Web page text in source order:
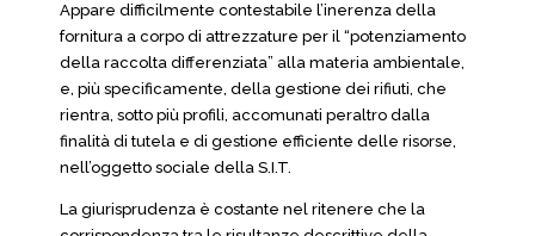
Appare difficilmente contestabile l’inerenza della
fornitura a corpo di attrezzature per il “potenziamento
della raccolta differenziata” alla materia ambientale,
e, più specificamente, della gestione dei rifiuti, che
rientra, sotto più profili, accomunati peraltro dalla
finalità di tutela e di gestione efficiente delle risorse,
nell’oggetto sociale della S.I.T.
La giurisprudenza è costante nel ritenere che la